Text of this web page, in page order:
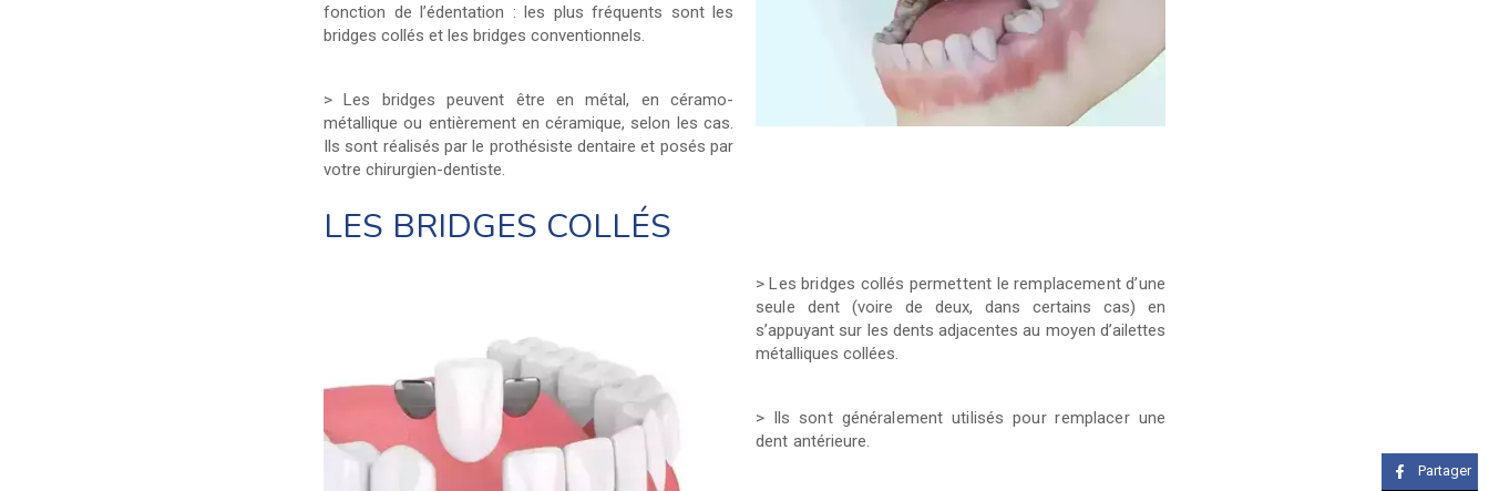
fonction de l’édentation : les plus fréquents sont les
bridges collés et les bridges conventionnels.
> Les bridges peuvent être en métal, en céramo-
métallique ou entièrement en céramique, selon les cas.
Ils sont réalisés par le prothésiste dentaire et posés par
votre chirurgien-dentiste.
LES BRIDGES COLLÉS
> Les bridges collés permettent le remplacement d’une
seule dent (voire de deux, dans certains cas) en
s’appuyant sur les dents adjacentes au moyen d’ailettes
métalliques collées.
> Ils sont généralement utilisés pour remplacer une
dent antérieure.
Partager